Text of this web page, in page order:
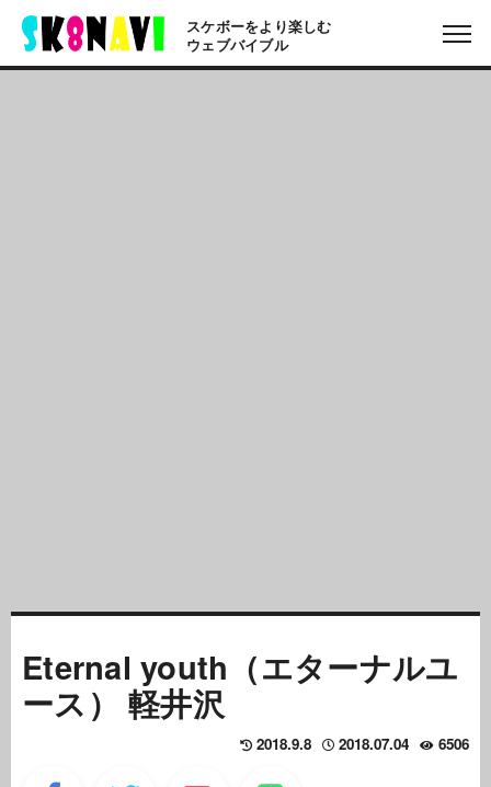
スケボーをより楽しむ
ウェブバイブル
Eternal youth（エターナルユ
ース） 軽井沢
6506
2018.07.04
2018.9.8